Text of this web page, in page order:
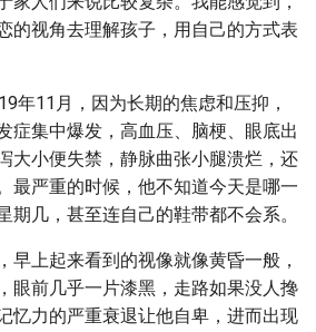
的视角去理解孩子，用自己的方式表
年11月，因为长期的焦虑和压抑，
症集中爆发，高血压、脑梗、眼底出
大小便失禁，静脉曲张小腿溃烂，还
最严重的时候，他不知道今天是哪一
期几，甚至连自己的鞋带都不会系。
早上起来看到的视像就像黄昏一般，
眼前几乎一片漆黑，走路如果没人搀
忆力的严重衰退让他自卑，进而出现